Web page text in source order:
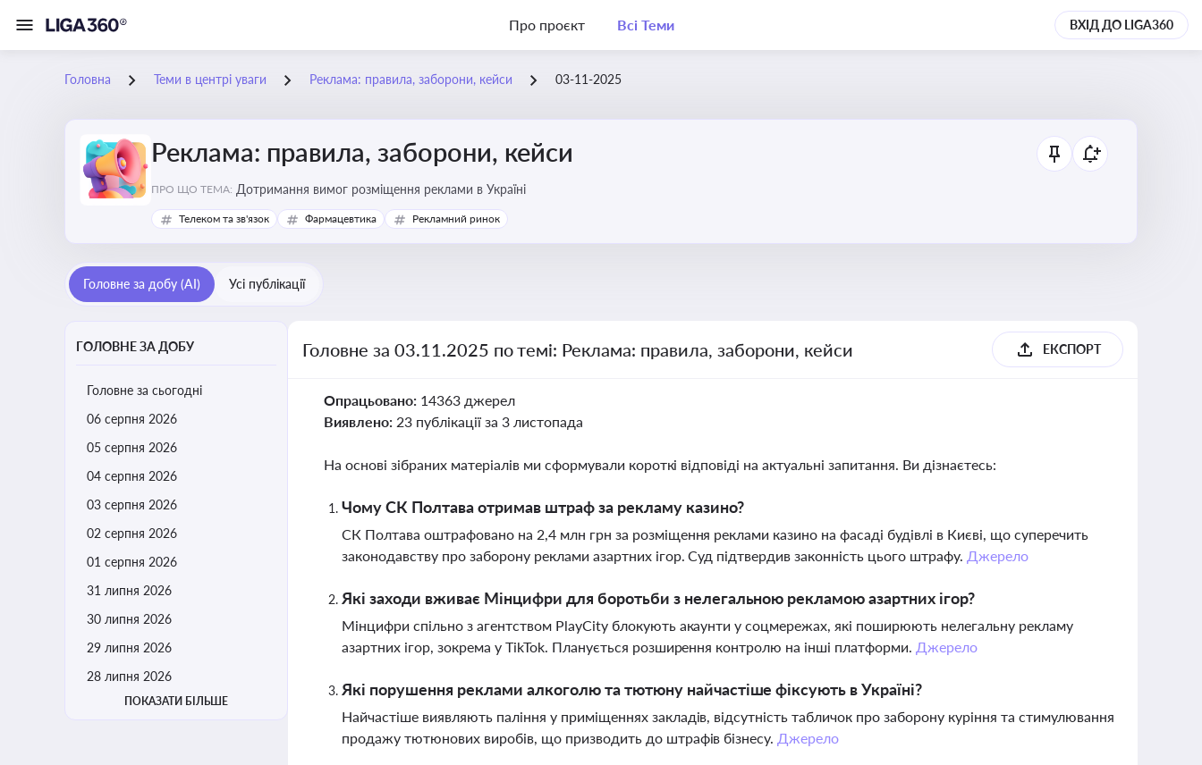
Про проєкт Всі Теми ВХІД ДО LIGA360
Головна Теми в центрі уваги Реклама: правила, заборони, кейси 03-11-2025
Реклама: правила, заборони, кейси
ПРО ЩО ТЕМА: Дотримання вимог розміщення реклами в Україні
Телеком та зв'язок Фармацевтика Рекламний ринок
Головне за добу (AI) Усі публікації
ГОЛОВНЕ ЗА ДОБУ
Головне за сьогодні
06 серпня 2026
05 серпня 2026
04 серпня 2026
03 серпня 2026
02 серпня 2026
01 серпня 2026
31 липня 2026
30 липня 2026
29 липня 2026
28 липня 2026
ПОКАЗАТИ БІЛЬШЕ
Головне за 03.11.2025 по темі: Реклама: правила, заборони, кейси ЕКСПОРТ
Опрацьовано: 14363 джерел
Виявлено: 23 публікації за 3 листопада
На основі зібраних матеріалів ми сформували короткі відповіді на актуальні запитання. Ви дізнаєтесь:
Чому СК Полтава отримав штраф за рекламу казино?
СК Полтава оштрафовано на 2,4 млн грн за розміщення реклами казино на фасаді будівлі в Києві, що суперечить
законодавству про заборону реклами азартних ігор. Суд підтвердив законність цього штрафу. Джерело
Які заходи вживає Мінцифри для боротьби з нелегальною рекламою азартних ігор?
Мінцифри спільно з агентством PlayCity блокують акаунти у соцмережах, які поширюють нелегальну рекламу
азартних ігор, зокрема у TikTok. Планується розширення контролю на інші платформи. Джерело
Які порушення реклами алкоголю та тютюну найчастіше фіксують в Україні?
Найчастіше виявляють паління у приміщеннях закладів, відсутність табличок про заборону куріння та стимулювання
продажу тютюнових виробів, що призводить до штрафів бізнесу. Джерело